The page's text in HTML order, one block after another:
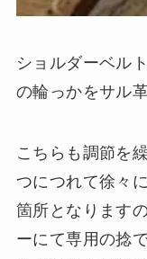
ショルダーベル
の輪っかをサル
こちらも調節を
つにつれて徐々
箇所となります
ーにて専用の捻